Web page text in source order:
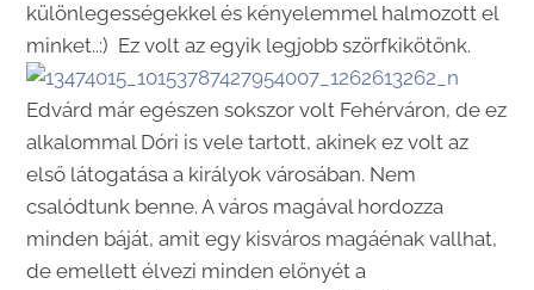
különlegességekkel és kényelemmel halmozott el
minket..:) Ez volt az egyik legjobb szörfkikötőnk.
Edvárd már egészen sokszor volt Fehérváron, de ez
alkalommal Dóri is vele tartott, akinek ez volt az
első látogatása a királyok városában. Nem
csalódtunk benne. A város magával hordozza
minden báját, amit egy kisváros magáénak vallhat,
de emellett élvezi minden előnyét a